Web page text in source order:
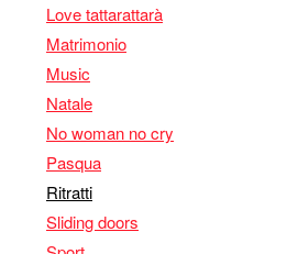
Love tattarattarà
Matrimonio
Music
Natale
No woman no cry
Pasqua
Ritratti
Sliding doors